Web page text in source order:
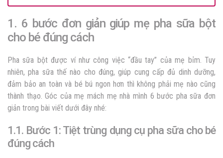
1. 6 bước đơn giản giúp mẹ pha sữa bột
cho bé đúng cách
Pha sữa bột được ví như công việc “đầu tay” của mẹ bỉm. Tuy
nhiên, pha sữa thế nào cho đúng, giúp cung cấp đủ dinh dưỡng,
đảm bảo an toàn và bé bú ngon hơn thì không phải mẹ nào cũng
thành thạo. Góc của mẹ mách mẹ nhà mình 6 bước pha sữa đơn
giản trong bài viết dưới đây nhé:
1.1. Bước 1: Tiệt trùng dụng cụ pha sữa cho bé
đúng cách